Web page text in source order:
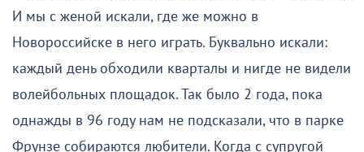
И мы с женой искали, где же можно в
Новороссийске в него играть. Буквально искали:
каждый день обходили кварталы и нигде не видели
волейбольных площадок. Так было 2 года, пока
однажды в 96 году нам не подсказали, что в парке
Фрунзе собираются любители. Когда с супругой